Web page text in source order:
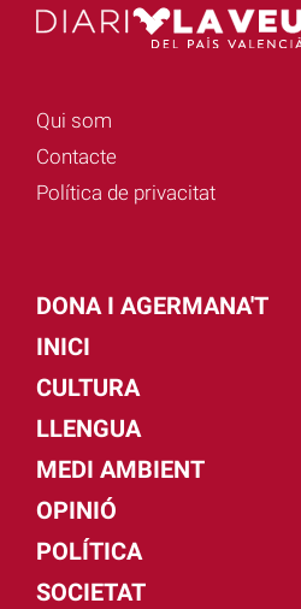
Qui som
Contacte
Política de privacitat
DONA I AGERMANA'T
INICI
CULTURA
LLENGUA
MEDI AMBIENT
OPINIÓ
POLÍTICA
SOCIETAT